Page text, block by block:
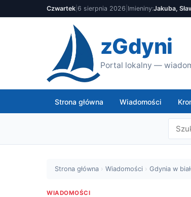
Czwartek 6 sierpnia 2026 Imieniny:Jakuba,
zGdyni
Portal lokalny —
Strona główna Wiadomości
Strona główna › Wiadomości › Gdynia w
WIADOMOŚCI